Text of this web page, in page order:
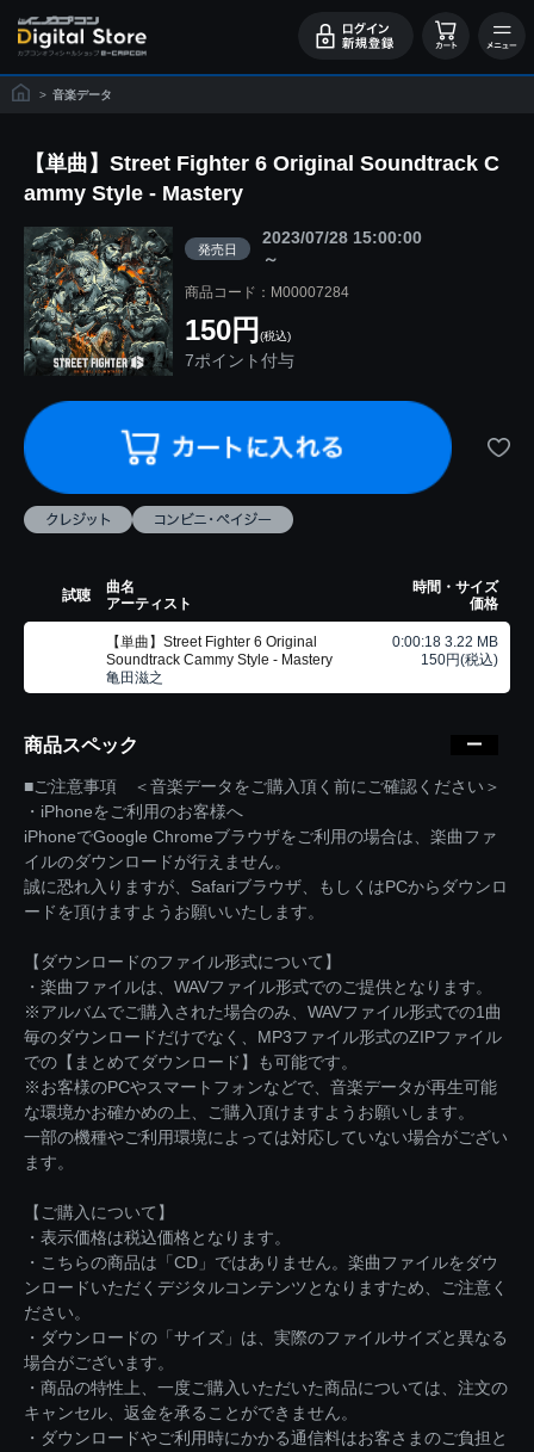
> 音楽データ
【単曲】Street Fighter 6 Original Soundtrack C
ammy Style - Mastery
発売日
2023/07/28 15:00:00
～
商品コード：M00007284
150円 (税込)
7ポイント付与
試聴
曲名
アーティスト
時間・サイズ
価格
【単曲】Street Fighter 6 Original
Soundtrack Cammy Style - Mastery
亀田滋之
0:00:18 3.22 MB
150円(税込)
商品スペック
■ご注意事項 ＜音楽データをご購入頂く前にご確認ください＞
・iPhoneをご利用のお客様へ
iPhoneでGoogle Chromeブラウザをご利用の場合は、楽曲ファ
イルのダウンロードが行えません。
誠に恐れ入りますが、Safariブラウザ、もしくはPCからダウンロ
ードを頂けますようお願いいたします。
【ダウンロードのファイル形式について】
・楽曲ファイルは、WAVファイル形式でのご提供となります。
※アルバムでご購入された場合のみ、WAVファイル形式での1曲
毎のダウンロードだけでなく、MP3ファイル形式のZIPファイル
での【まとめてダウンロード】も可能です。
※お客様のPCやスマートフォンなどで、音楽データが再生可能
な環境かお確かめの上、ご購入頂けますようお願いします。
一部の機種やご利用環境によっては対応していない場合がござい
ます。
【ご購入について】
・表示価格は税込価格となります。
・こちらの商品は「CD」ではありません。楽曲ファイルをダウ
ンロードいただくデジタルコンテンツとなりますため、ご注意く
ださい。
・ダウンロードの「サイズ」は、実際のファイルサイズと異なる
場合がございます。
・商品の特性上、一度ご購入いただいた商品については、注文の
キャンセル、返金を承ることができません。
・ダウンロードやご利用時にかかる通信料はお客さまのご負担と